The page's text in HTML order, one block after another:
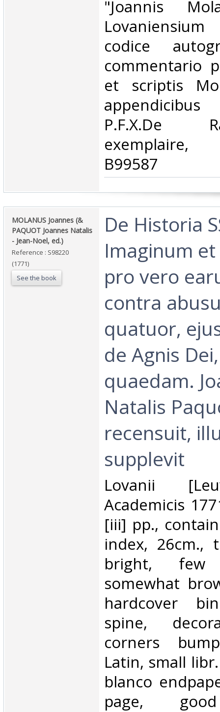
"Joannis
codice
commentario
et scriptis
P.F.X.De
exemplaire,
B99587‎
‎MOLANUS Joannes (&
PAQUOT Joannes Natalis
- Jean-Noel, ed.)‎
Reference : S98220
(1771)
See the book
‎De Historia
Imaginum
pro vero
contra
quatuor,
de Agnis
quaedam.
Natalis
recensuit,
supplevit‎
‎Lovanii
Academicis
[iii] pp.,
index, 26cm.,
bright,
somewhat
hardcover
spine,
corners
Latin, small
blanco
page,